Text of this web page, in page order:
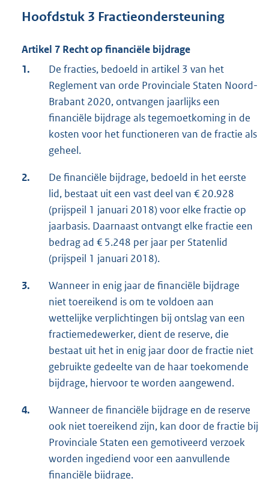
Hoofdstuk 3 Fractieondersteuning
Artikel 7 Recht op financiële bijdrage
1.
De fracties, bedoeld in artikel 3 van het
Reglement van orde Provinciale Staten Noord-
Brabant 2020, ontvangen jaarlijks een
financiële bijdrage als tegemoetkoming in de
kosten voor het functioneren van de fractie als
geheel.
2.
De financiële bijdrage, bedoeld in het eerste
lid, bestaat uit een vast deel van € 20.928
(prijspeil 1 januari 2018) voor elke fractie op
jaarbasis. Daarnaast ontvangt elke fractie een
bedrag ad € 5.248 per jaar per Statenlid
(prijspeil 1 januari 2018).
3.
Wanneer in enig jaar de financiële bijdrage
niet toereikend is om te voldoen aan
wettelijke verplichtingen bij ontslag van een
fractiemedewerker, dient de reserve, die
bestaat uit het in enig jaar door de fractie niet
gebruikte gedeelte van de haar toekomende
bijdrage, hiervoor te worden aangewend.
4.
Wanneer de financiële bijdrage en de reserve
ook niet toereikend zijn, kan door de fractie bij
Provinciale Staten een gemotiveerd verzoek
worden ingediend voor een aanvullende
financiële bijdrage.